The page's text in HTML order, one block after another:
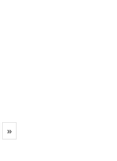
»